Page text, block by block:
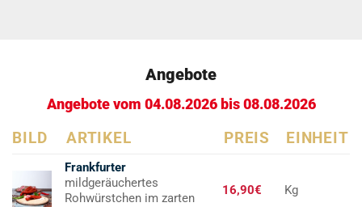
Angebote
Angebote vom 04.08.2026 bis 08.08.2026
BILD ARTIKEL PREIS EINHEIT
Frankfurter
mildgeräuchertes
Rohwürstchen im zarten
16,90€ Kg